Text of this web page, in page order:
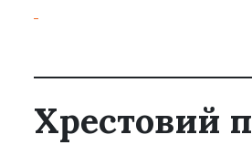
Хрестовий